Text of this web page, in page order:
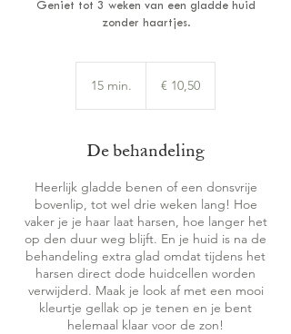
Geniet tot 3 weken van een gladde huid
zonder haartjes.
15 min.
n
€ 10,50
De behandeling
Heerlijk gladde benen of een donsvrije
bovenlip, tot wel drie weken lang! Hoe
vaker je je haar laat harsen, hoe langer het
op den duur weg blijft. En je huid is na de
behandeling extra glad omdat tijdens het
harsen direct dode huidcellen worden
verwijderd. Maak je look af met een mooi
kleurtje gellak op je tenen en je bent
helemaal klaar voor de zon!